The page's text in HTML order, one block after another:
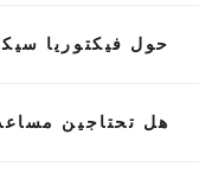
حول فيكتوريا
هل تحتاجين